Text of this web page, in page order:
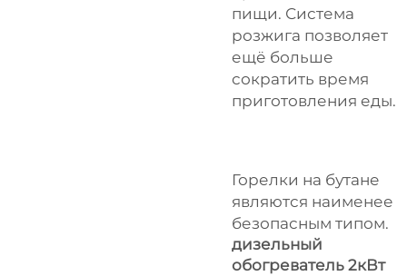
пищи. Система
розжига позволяет
ещё больше
сократить время
приготовления еды.
Горелки на бутане
являются наименее
безопасным типом.
дизельный
обогреватель 2кВт